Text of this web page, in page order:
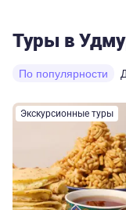
Туры в
По популярности
Экскурсионные туры